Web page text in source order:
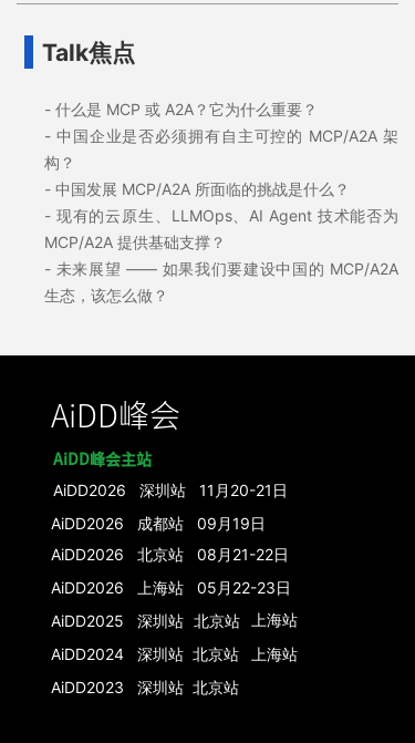
Talk焦点
- 什么是 MCP 或 A2A？它为什么重要？
- 中国企业是否必须拥有自主可控的 MCP/A2A 架
构？
- 中国发展 MCP/A2A 所面临的挑战是什么？
- 现有的云原生、LLMOps、AI Agent 技术能否为
MCP/A2A 提供基础支撑？
- 未来展望 —— 如果我们要建设中国的 MCP/A2A
生态，该怎么做？
AiDD峰会
AiDD峰会主站
AiDD2026 北京站 08月21-22日
AiDD2026 上海站 05月22-23日
AiDD2025 深圳站
北京站
AiDD2023 深圳站
上海站
北京站
AiDD2024 深圳站
AiDD2026 深圳站 11月20-21日
北京站 上海站
AiDD2026 成都站 09月19日